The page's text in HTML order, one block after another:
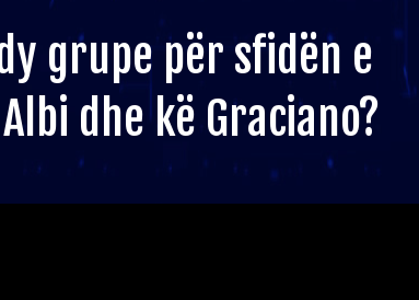
grupe për sfidën e
dhe kë Graciano?